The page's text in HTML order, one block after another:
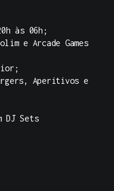
às 06h;
e Arcade Games
Aperitivos e
DJ Sets